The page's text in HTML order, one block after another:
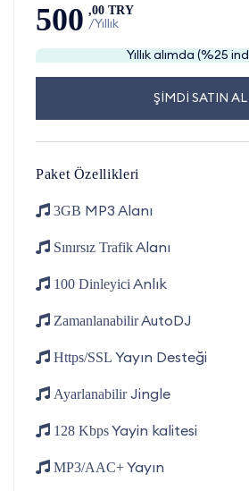
500 ,00 TRY
/Yıllık
Yıllık alımda (%25
ŞİMDİ SATIN AL
Paket Özellikleri
3GB MP3 Alanı
Sınırsız TrafikAlanı
100 Dinleyici Anlık
ZamanlanabilirAutoDJ
Https/SSL Yayın Desteği
AyarlanabilirJingle
128 KbpsYayin kalitesi
MP3/AAC+Yayın